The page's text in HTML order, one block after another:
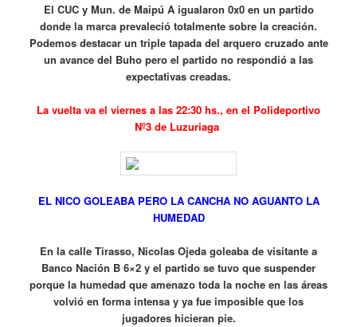
El CUC y Mun. de Maipú A igualaron 0x0 en un partido
donde la marca prevaleció totalmente sobre la creación.
Podemos destacar un triple tapada del arquero cruzado ante
un avance del Buho pero el partido no respondió a las
expectativas creadas.
La vuelta va el viernes a las 22:30 hs., en el Polideportivo
Nº3 de Luzuriaga
EL NICO GOLEABA PERO LA CANCHA NO AGUANTO LA
HUMEDAD
En la calle Tirasso, Nicolas Ojeda goleaba de visitante a
Banco Nación B 6×2 y el partido se tuvo que suspender
porque la humedad que amenazo toda la noche en las áreas
volvió en forma intensa y ya fue imposible que los
jugadores hicieran pie.